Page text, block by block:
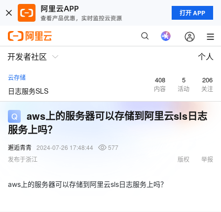
打开 APP
开发者社区 个人
云存储
日志服务SLS
408
内容
5
活动
206
关注
aws上的服务器可以存储到阿里云sls日志
服务上吗？
邂逅青青 2024-07-26 17:48:44
577
发布于浙江
举报
版权
aws上的服务器可以存储到阿里云sls日志服务上吗？